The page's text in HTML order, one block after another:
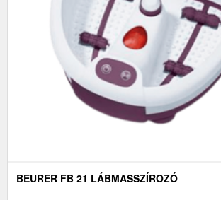
BEURER FB 21 LÁBMASSZÍROZÓ